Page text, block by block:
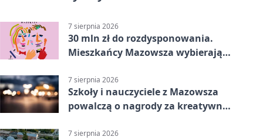
7 sierpnia 2026
30 mln zł do rozdysponowania.
Mieszkańcy Mazowsza wybierają
7 sierpnia 2026
Szkoły i nauczyciele z Mazowsza
powalczą o nagrody za kreatywną
7 sierpnia 2026